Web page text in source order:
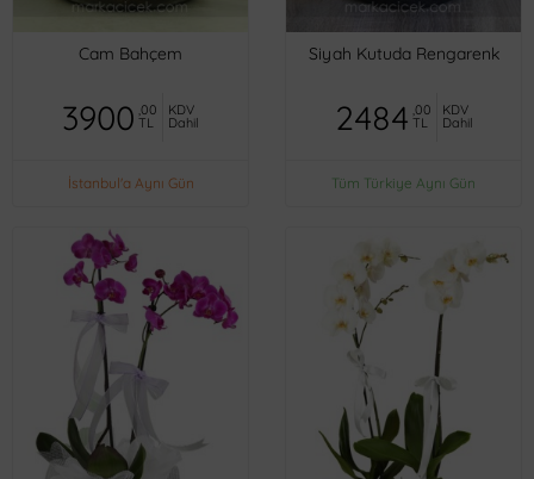
Cam Bahçem
3900 ,00
TL
KDV
Dahil
İstanbul'a Aynı Gün
Siyah Kutuda Rengarenk
2484 ,00
TL
KDV
Dahil
Tüm Türkiye Aynı Gün